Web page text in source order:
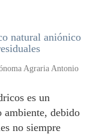
natural aniónico
Agraria Antonio
es un
ambiente, debido
no siempre